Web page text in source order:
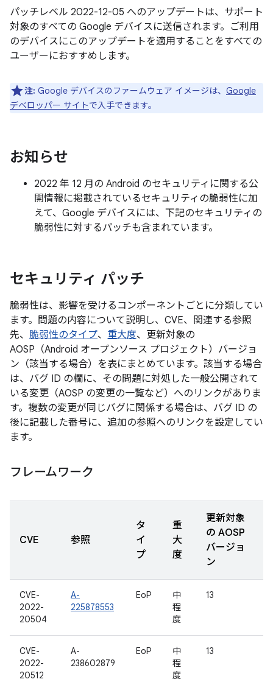
パッチレベル 2022-12-05 へのアップデートは、サポート
対象のすべての Google デバイスに送信されます。ご利用
のデバイスにこのアップデートを適用することをすべての
ユーザーにおすすめします。
注: Google デバイスのファームウェア イメージは、 Google
デベロッパー サイトで入手できます。
お知らせ
2022 年 12 月の Android のセキュリティに関する公
開情報に掲載されているセキュリティの脆弱性に加
えて、Google デバイスには、下記のセキュリティの
脆弱性に対するパッチも含まれています。
セキュリティ パッチ
脆弱性は、影響を受けるコンポーネントごとに分類してい
ます。問題の内容について説明し、CVE、関連する参照
先、 脆弱性のタイプ、 重大度、更新対象の
AOSP（Android オープンソース プロジェクト）バージョ
ン（該当する場合）を表にまとめています。該当する場合
は、バグ ID の欄に、その問題に対処した一般公開されて
いる変更（AOSP の変更の一覧など）へのリンクがありま
す。複数の変更が同じバグに関係する場合は、バグ ID の
後に記載した番号に、追加の参照へのリンクを設定してい
ます。
フレームワーク
CVE 参照
タ
イ
プ
重
大
度
更新対象
の AOSP
バージョ
ン
CVE-
2022-
20504
A-
225878553
EoP
中
程
度
13
CVE-
2022-
20512
A-
238602879
EoP
中
程
度
13